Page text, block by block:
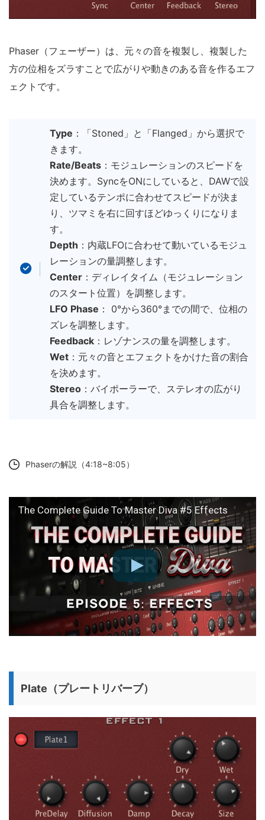
Phaser（フェーザー）は、元々の音を複製し、複製した
方の位相をズラすことで広がりや動きのある音を作るエフ
ェクトです。
Type ：「Stoned」と「Flanged」から選択で
きます。
Rate/Beats：モジュレーションのスピードを
決めます。SyncをONにしていると、DAWで設
定しているテンポに合わせてスピードが決ま
り、ツマミを右に回すほどゆっくりになりま
す。
Depth ：内蔵LFOに合わせて動いているモジュ
レーションの量調整します。
Center：ディレイタイム（モジュレーション
のスタート位置）を調整します。
LFO Phase ： 0°から360°までの間で、位相の
ズレを調整します。
Feedback：レゾナンスの量を調整します。
Wet：元々の音とエフェクトをかけた音の割合
を決めます。
Stereo：バイポーラーで、ステレオの広がり
具合を調整します。
Phaserの解説（4:18~8:05）
The Complete Guide To Master Diva #5 Effects
Plate（プレートリバーブ）